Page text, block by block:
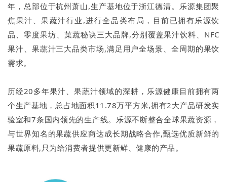
年，总部位于杭州萧山,生产基地位于浙江德清。乐源集团聚
焦果汁、果蔬汁行业,进行全品类布局，目前已拥有乐源饮
品、零度果坊、菓蔬秘诀三大品牌,分别覆盖果汁饮料、NFC
果汁、果蔬汁三大品类市场,满足用户全场景、全周期的果饮
需求。
历经20多年果汁、果蔬汁领域的深耕，乐源健康目前拥有两
个生产基地，总占地面积11.78万平方米,拥有2大产品研发实
验室和7条国内领先的生产线。乐源不断整合全球果蔬资源，
与世界知名的果蔬供应商达成长期战略合作,甄选优质新鲜的
果蔬原料,只为给消费者提供更新鲜、健康的产品。